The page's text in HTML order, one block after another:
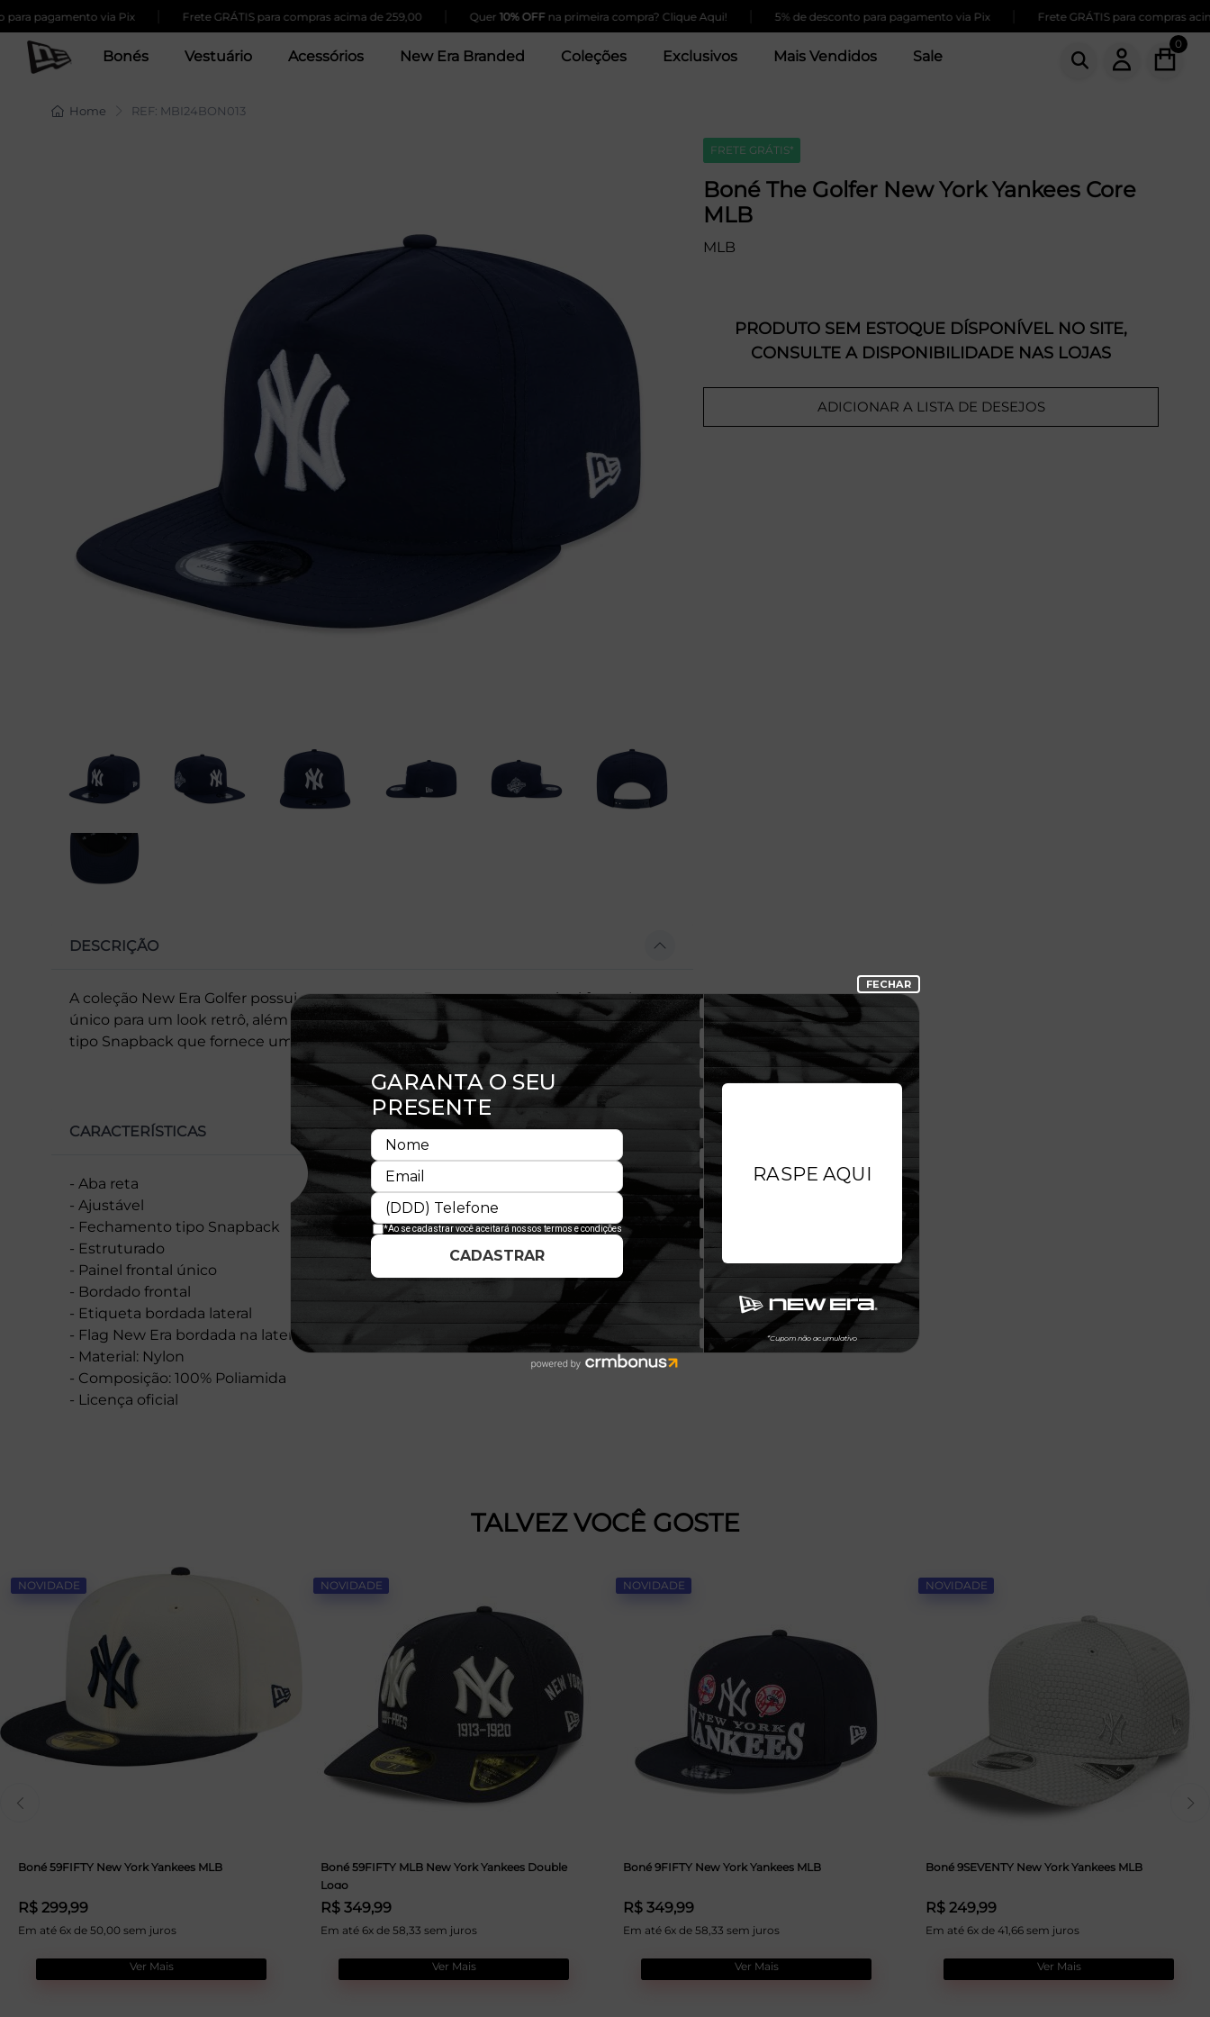
pagamento via Pix | Frete GRÁTIS para compras acima de 259,00 | Quer10% OFFna primeira compra? Clique Aqui! | 5% de desconto para pagamento via Pix | Frete GRÁTIS para compras acima
Bonés Vestuário Acessórios New Era Branded Coleções Exclusivos Mais Vendidos Sale
0
Home REF: MBI24BON013
DESCRIÇÃO
A coleção New Era Golfer possui uma estrutura A-Frame com um painel frontal
único para um look retrô, além da aba reta e copa estruturada. Possui fechamento
tipo Snapback que fornece um ajuste perfeito aliado ao pleno conforto.
CARACTERÍSTICAS
- Aba reta
- Ajustável
- Fechamento tipo Snapback
- Estruturado
- Painel frontal único
- Bordado frontal
- Etiqueta bordada lateral
- Flag New Era bordada na lateral esquerda
- Material: Nylon
- Composição: 100% Poliamida
- Licença oficial
FRETE GRÁTIS*
Boné The Golfer New York Yankees Core
MLB
MLB
PRODUTO SEM ESTOQUE DÍSPONÍVEL NO SITE,
CONSULTE A DISPONIBILIDADE NAS LOJAS
ADICIONAR A LISTA DE DESEJOS
TALVEZ VOCÊ GOSTE
NOVIDADE
Boné 59FIFTY New York Yankees MLB
R$ 299,99
Em até 6x de 50,00 sem juros
Ver Mais
NOVIDADE
Boné 59FIFTY MLB New York Yankees Double
Logo
R$ 349,99
Em até 6x de 58,33 sem juros
Ver Mais
NOVIDADE
Boné 9FIFTY New York Yankees MLB
R$ 349,99
Em até 6x de 58,33 sem juros
Ver Mais
NOVIDADE
Boné 9SEVENTY New York Yankees MLB
R$ 249,99
Em até 6x de 41,66 sem juros
Ver Mais